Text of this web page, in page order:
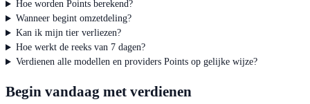
Hoe worden Points berekend?
Wanneer begint omzetdeling?
Kan ik mijn tier verliezen?
Hoe werkt de reeks van 7 dagen?
Verdienen alle modellen en providers Points op gelijke wijze?
Begin vandaag met verdienen